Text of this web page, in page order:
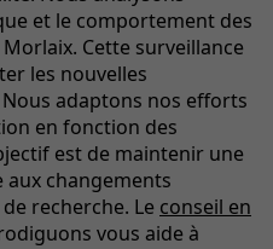
et le comportement des
Cette surveillance
les nouvelles
adaptons nos efforts
en fonction des
est de maintenir une
changements
recherche. Le conseil en
vous aide à